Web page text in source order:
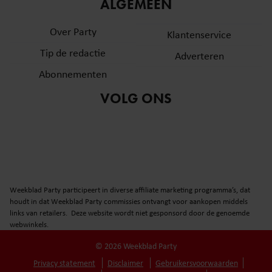
partners kunnen deze gegevens combineren met andere
verzameld op basis van uw gebruik van hun services. U
gaat akkoord met onze cookies als u onze website blijft
ALGEMEEN
Over Party
Tip de redactie
Abonnementen
Klantenservice
Adverteren
VOLG ONS
Weekblad Party participeert in diverse affiliate marketing programma’s, dat
houdt in dat Weekblad Party commissies ontvangt voor aankopen middels
links van retailers. Deze website wordt niet gesponsord door de genoemde
webwinkels.
© 2026 Weekblad Party
Privacy statement
Disclaimer
Gebruikersvoorwaarden